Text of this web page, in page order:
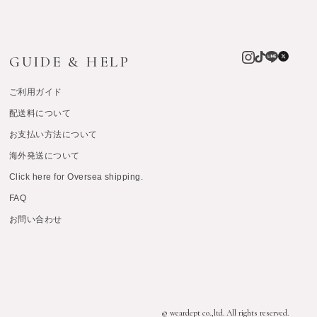
GUIDE & HELP
ご利用ガイド
配送料について
お支払い方法について
海外発送について
Click here for Oversea shipping.
FAQ
お問い合わせ
© weardept co.,ltd. All rights reserved.